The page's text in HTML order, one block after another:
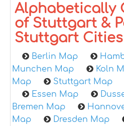
Alphabetically
of Stuttgart &
Stuttgart Cities
Berlin Map
Munchen Map
Koln
Map
Stuttgart Map
Essen Map
Bremen Map
Map
Dresden Map